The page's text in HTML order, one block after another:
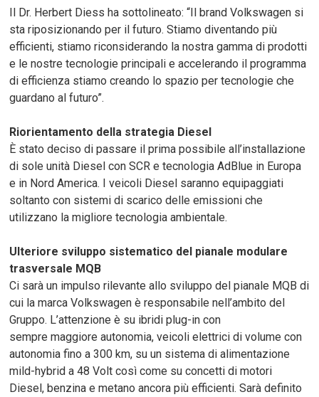
Il Dr. Herbert Diess ha sottolineato: “Il brand Volkswagen si
sta riposizionando per il futuro. Stiamo diventando più
efficienti, stiamo riconsiderando la nostra gamma di prodotti
e le nostre tecnologie principali e accelerando il programma
di efficienza stiamo creando lo spazio per tecnologie che
guardano al futuro”.
Riorientamento della strategia Diesel
È stato deciso di passare il prima possibile all’installazione
di sole unità Diesel con SCR e tecnologia AdBlue in Europa
e in Nord America. I veicoli Diesel saranno equipaggiati
soltanto con sistemi di scarico delle emissioni che
utilizzano la migliore tecnologia ambientale.
Ulteriore sviluppo sistematico del pianale modulare
trasversale MQB
Ci sarà un impulso rilevante allo sviluppo del pianale MQB di
cui la marca Volkswagen è responsabile nell’ambito del
Gruppo. L’attenzione è su ibridi plug-in con
sempre maggiore autonomia, veicoli elettrici di volume con
autonomia fino a 300 km, su un sistema di alimentazione
mild-hybrid a 48 Volt così come su concetti di motori
Diesel, benzina e metano ancora più efficienti. Sarà definito